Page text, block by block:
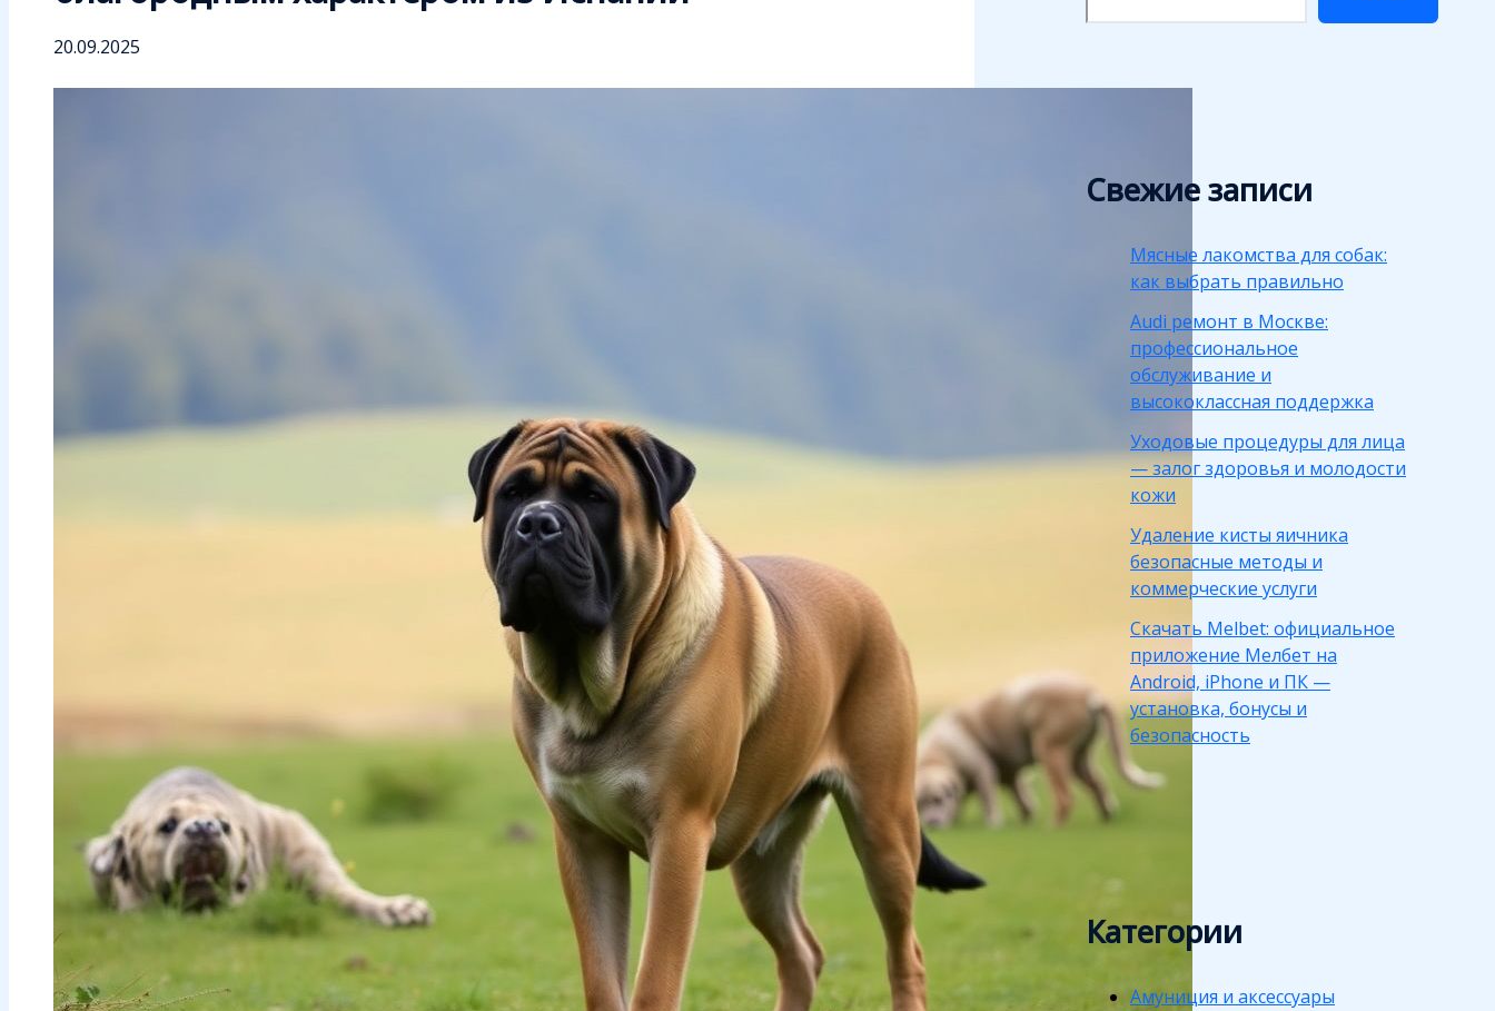
20.09.2025
Свежие записи
Мясные лакомства для собак:
как выбрать правильно
Audi ремонт в Москве:
профессиональное
обслуживание и
высококлассная поддержка
Уходовые процедуры для лица
— залог здоровья и молодости
кожи
Удаление кисты яичника
безопасные методы и
коммерческие услуги
Скачать Melbet: официальное
приложение Мелбет на
Android, iPhone и ПК —
установка, бонусы и
безопасность
Категории
Амуниция и аксессуары